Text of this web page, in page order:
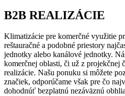
B2B REALIZÁCIE
Klimatizácie pre komerčné využitie
reštauračné a podobné priestory
jednotky alebo kanálové jednotky.
komerčnej oblasti, či už z projekčnej
realizácie. Našu ponuku si môžete
značiek, odporúčame však pre čo
dohodnúť bezplatnú nezáväznú